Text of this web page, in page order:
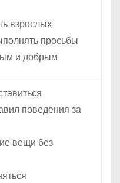
взрослых
просьбы
и добрым
поведения за
вещи без